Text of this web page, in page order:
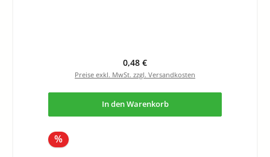
Regulärer Preis:
0,48 €
Preise exkl. MwSt. zzgl. Versandkosten
In den Warenkorb
%Rabatt